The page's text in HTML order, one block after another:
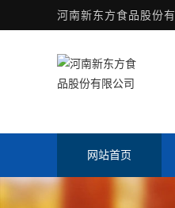
河南新东方食品股份
网站首页